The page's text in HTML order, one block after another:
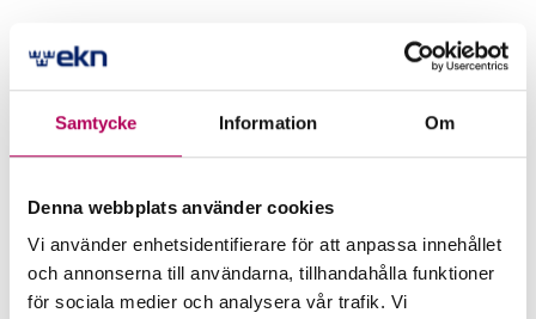
Samtycke Information Om
Denna webbplats använder cookies
Vi använder enhetsidentifierare för att anpassa innehållet
och annonserna till användarna, tillhandahålla funktioner
för sociala medier och analysera vår trafik. Vi
Ansökan ska innehålla:
Om risken bedöms som acceptabel utfärdar EKN
ett garantiavtal för signering.